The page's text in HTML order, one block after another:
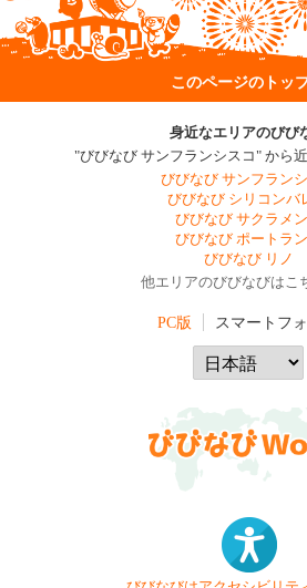
このページのトッ
身近なエリアのびび
"びびなび サンフランシスコ" から
びびなび サンフラン
びびなび シリコンバ
びびなび サクラメ
びびなび ポートラ
びびなび リノ
他エリアのびびなびはこ
PC版 スマートフ